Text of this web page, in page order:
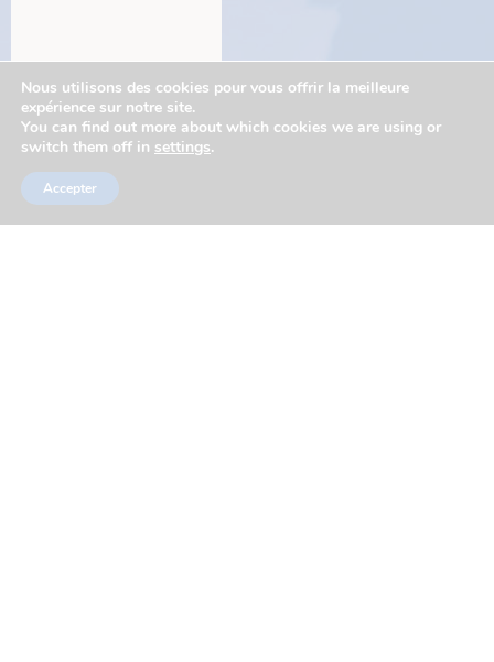
Nous utilisons des cookies pour vous offrir la meilleure
expérience sur notre site.
You can find out more about which cookies we are using or
switch them off in settings.
Accepter